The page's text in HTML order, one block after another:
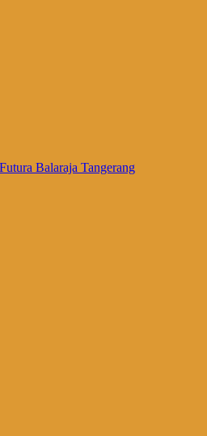
Balaraja Tangerang